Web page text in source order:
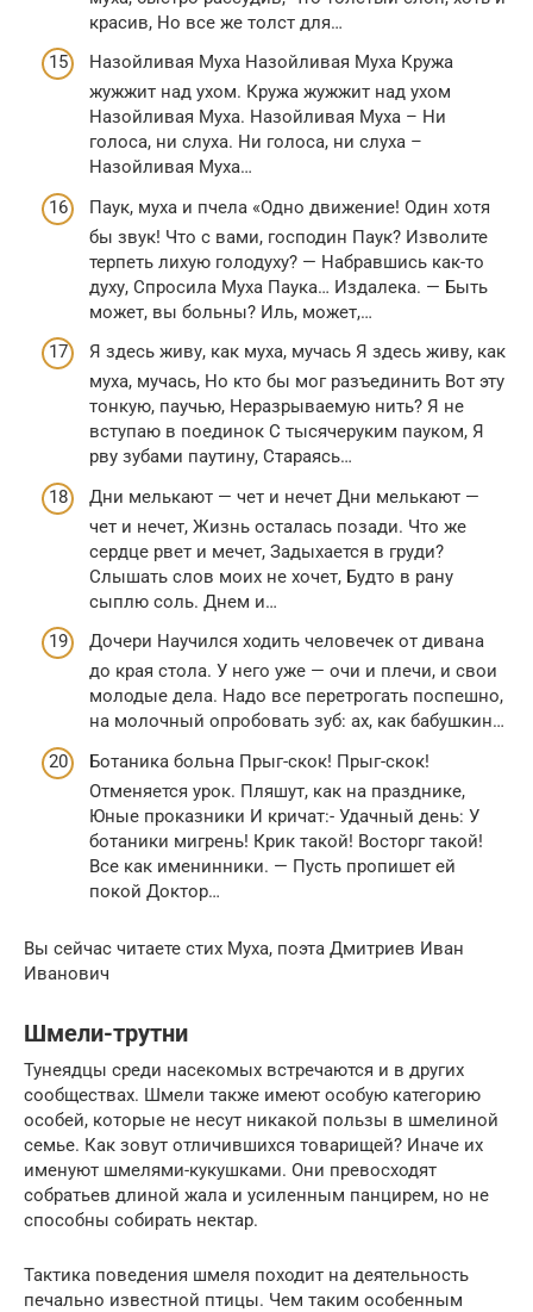
красив, Но все же толст для…
Назойливая Муха Назойливая Муха Кружа
жужжит над ухом. Кружа жужжит над ухом
Назойливая Муха. Назойливая Муха – Ни
голоса, ни слуха. Ни голоса, ни слуха –
Назойливая Муха…
Паук, муха и пчела «Одно движение! Один хотя
бы звук! Что с вами, господин Паук? Изволите
терпеть лихую голодуху? — Набравшись как-то
духу, Спросила Муха Паука… Издалека. — Быть
может, вы больны? Иль, может,…
Я здесь живу, как муха, мучась Я здесь живу, как
муха, мучась, Но кто бы мог разъединить Вот эту
тонкую, паучью, Неразрываемую нить? Я не
вступаю в поединок С тысячеруким пауком, Я
рву зубами паутину, Стараясь…
Дни мелькают — чет и нечет Дни мелькают —
чет и нечет, Жизнь осталась позади. Что же
сердце рвет и мечет, Задыхается в груди?
Слышать слов моих не хочет, Будто в рану
сыплю соль. Днем и…
Дочери Научился ходить человечек от дивана
до края стола. У него уже — очи и плечи, и свои
молодые дела. Надо все перетрогать поспешно,
на молочный опробовать зуб: ах, как бабушкин…
Ботаника больна Прыг-скок! Прыг-скок!
Отменяется урок. Пляшут, как на празднике,
Юные проказники И кричат:- Удачный день: У
ботаники мигрень! Крик такой! Восторг такой!
Все как именинники. — Пусть пропишет ей
покой Доктор…
Вы сейчас читаете стих Муха, поэта Дмитриев Иван
Иванович
Шмели-трутни
Тунеядцы среди насекомых встречаются и в других
сообществах. Шмели также имеют особую категорию
особей, которые не несут никакой пользы в шмелиной
семье. Как зовут отличившихся товарищей? Иначе их
именуют шмелями-кукушками. Они превосходят
собратьев длиной жала и усиленным панцирем, но не
способны собирать нектар.
Тактика поведения шмеля походит на деятельность
печально известной птицы. Чем таким особенным